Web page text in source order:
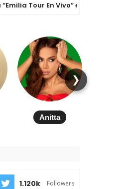
En Vivo” e encerra a
Anitta
❯
1.120k Followers